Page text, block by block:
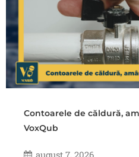
Contoarele de căldură,
VoxQub
august 7, 2026